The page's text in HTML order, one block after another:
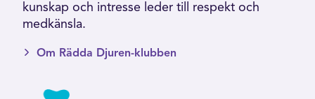
kunskap och intresse leder till respekt och
medkänsla.
Om Rädda Djuren-klubben